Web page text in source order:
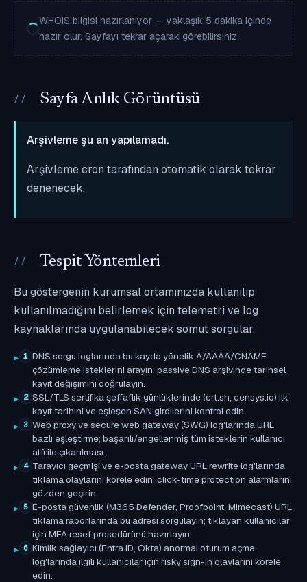
WHOIS bilgisi hazırlanıyor — yaklaşık 5 dakika içinde
hazır olur. Sayfayı tekrar açarak görebilirsiniz.
Sayfa Anlık Görüntüsü
Arşivleme şu an yapılamadı.
Arşivleme cron tarafından otomatik olarak tekrar
denenecek.
Tespit Yöntemleri
Bu göstergenin kurumsal ortamınızda kullanılıp
kullanılmadığını belirlemek için telemetri ve log
kaynaklarında uygulanabilecek somut sorgular.
1 DNS sorgu loglarında bu kayda yönelik A/AAAA/CNAME
çözümleme isteklerini arayın; passive DNS arşivinde tarihsel
kayıt değişimini doğrulayın.
2 SSL/TLS sertifika şeffaflık günlüklerinde (crt.sh, censys.io) ilk
kayıt tarihini ve eşleşen SAN girdilerini kontrol edin.
3 Web proxy ve secure web gateway (SWG) log'larında URL
bazlı eşleştirme; başarılı/engellenmiş tüm isteklerin kullanıcı
atfı ile çıkarılması.
4 Tarayıcı geçmişi ve e-posta gateway URL rewrite log'larında
tıklama olaylarını korele edin; click-time protection alarmlarını
gözden geçirin.
5 E-posta güvenlik (M365 Defender, Proofpoint, Mimecast) URL
tıklama raporlarında bu adresi sorgulayın; tıklayan kullanıcılar
için MFA reset prosedürünü hazırlayın.
6 Kimlik sağlayıcı (Entra ID, Okta) anormal oturum açma
log'larında ilgili kullanıcılar için risky sign-in olaylarını korele
edin.